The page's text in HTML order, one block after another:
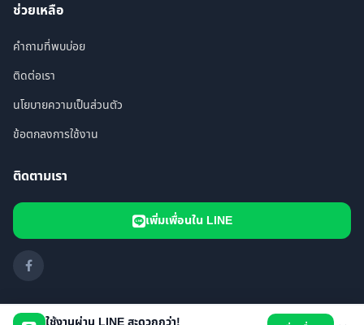
ช่วยเหลือ
คำถามที่พบบ่อย
ติดต่อเรา
นโยบายความเป็นส่วนตัว
ข้อตกลงการใช้งาน
ติดตามเรา
เพิ่มเพื่อนใน LINE